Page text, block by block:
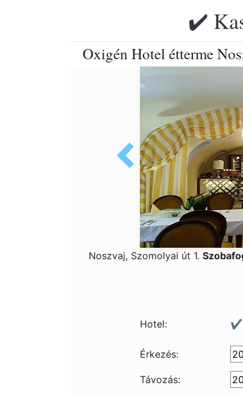
✔️
Oxigén Hotel étterme
Noszvaj, Szomolyai út 1.
Hotel: ✔️
Érkezés:
Távozás: